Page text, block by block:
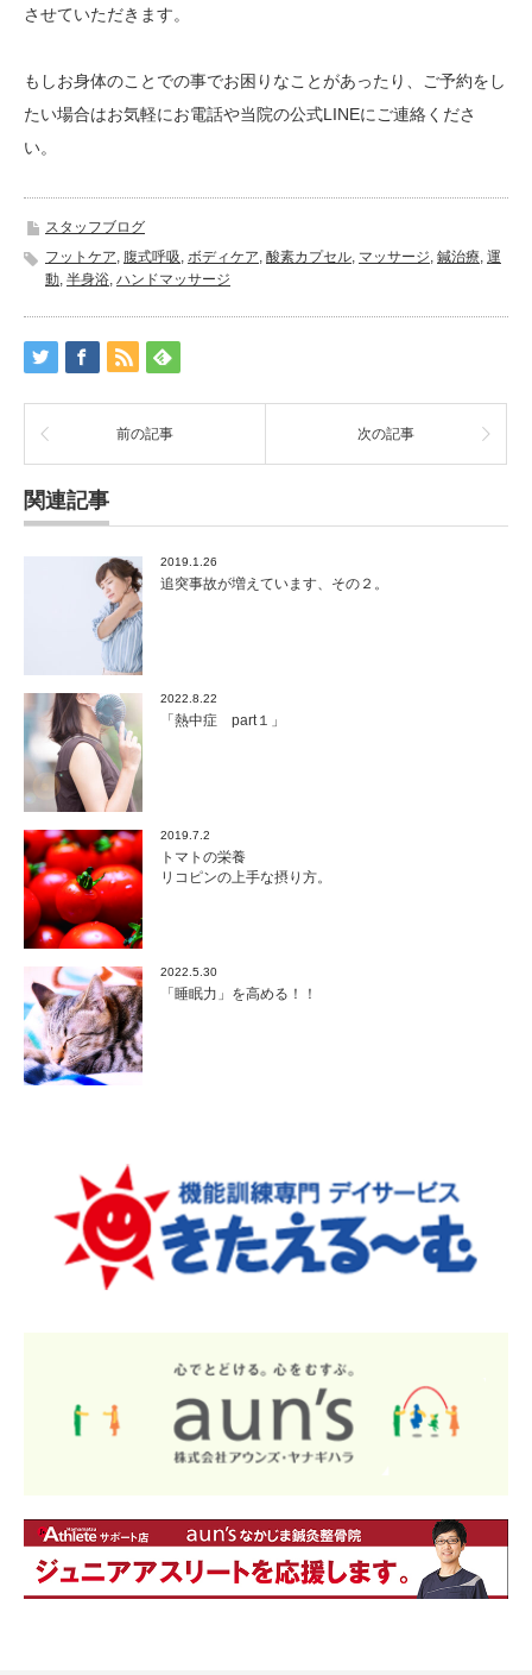
させていただきます。
もしお身体のことでの事でお困りなことがあったり、ご予約をし
たい場合はお気軽にお電話や当院の公式LINEにご連絡くださ
い。
スタッフブログ
フットケア 腹式呼吸 ボディケア 酸素カプセル マッサージ 鍼治療 運
動 半身浴 ハンドマッサージ
前の記事 次の記事
関連記事
2019.1.26
追突事故が増えています、その２。
2022.8.22
「熱中症 part１」
2019.7.2
トマトの栄養
リコピンの上手な摂り方。
2022.5.30
「睡眠力」を高める！！